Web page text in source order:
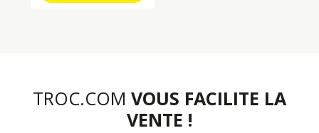
TROC.COM VOUS FACILITE LA
VENTE !